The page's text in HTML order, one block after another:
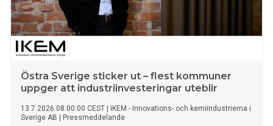
Östra Sverige sticker ut – flest kommuner
uppger att industriinvesteringar uteblir
13.7.2026 08:00:00 CEST
IKEM - Innovations- och kemiindustrierna i
Sverige AB
Pressmeddelande